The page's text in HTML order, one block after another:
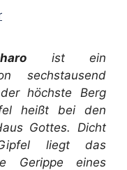
ist ein
sechstausend
höchste Berg
heißt bei den
Gottes. Dicht
liegt das
Gerippe eines